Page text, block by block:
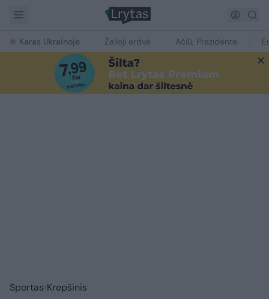
Karas Ukrainoje Žalioji erdvė Ačiū, Prezidente
Sportas Krepšinis